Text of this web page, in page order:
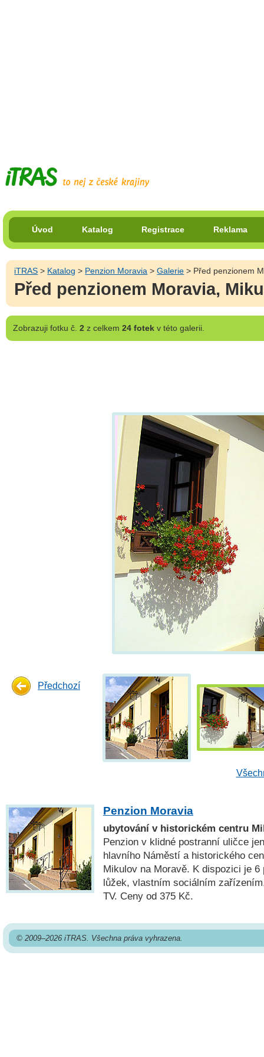
Úvod Katalog Registrace Reklama
iTRAS > Katalog > Penzion Moravia >Galerie > Před penzionem
Před penzionem Moravia,
Zobrazujifotku č. 2 z celkem 24 fotekv této galerii.
Předchozí
Penzion Moravia
ubytování v historickém centru
Penzion v klidné postranní uličce
hlavního Náměstí a historického
Mikulov na Moravě. K dispozici je 6
lůžek, vlastním sociálním
TV. Ceny od 375 Kč.
© 2009–2026 iTRAS. Všechna práva vyhrazena.